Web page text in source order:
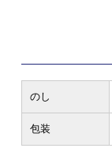
のし
包装